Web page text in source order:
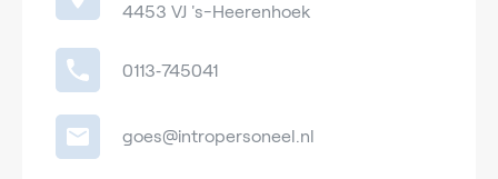
4453 VJ 's-Heerenhoek
0113‑745041
goes@intropersoneel.nl